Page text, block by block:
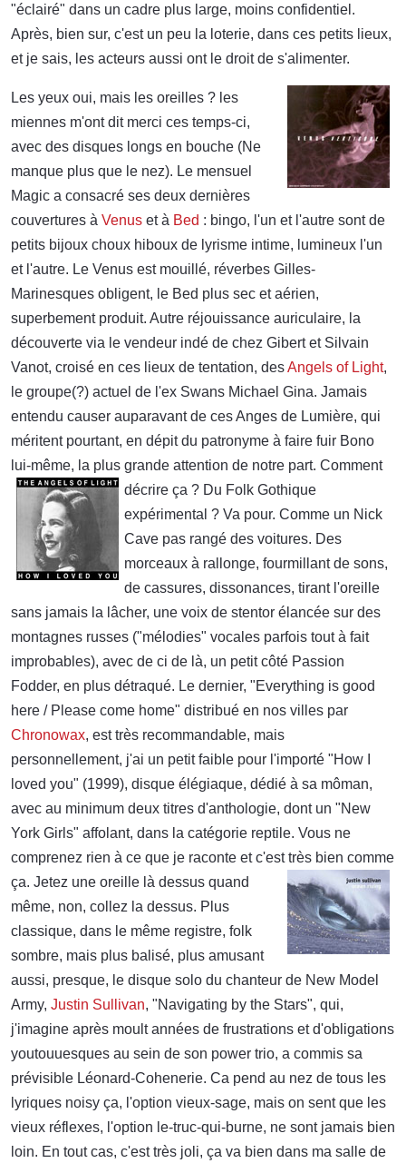
"éclairé" dans un cadre plus large, moins confidentiel.
Après, bien sur, c'est un peu la loterie, dans ces petits lieux,
et je sais, les acteurs aussi ont le droit de s'alimenter.
Les yeux oui, mais les oreilles ? les
miennes m'ont dit merci ces temps-ci,
avec des disques longs en bouche (Ne
manque plus que le nez). Le mensuel
Magic a consacré ses deux dernières
couvertures à Venus et à Bed : bingo, l'un et l'autre sont de
petits bijoux choux hiboux de lyrisme intime, lumineux l'un
et l'autre. Le Venus est mouillé, réverbes Gilles-
Marinesques obligent, le Bed plus sec et aérien,
superbement produit. Autre réjouissance auriculaire, la
découverte via le vendeur indé de chez Gibert et Silvain
Vanot, croisé en ces lieux de tentation, desAngels of Light,
le groupe(?) actuel de l'ex Swans Michael Gina. Jamais
entendu causer auparavant de ces Anges de Lumière, qui
méritent pourtant, en dépit du patronyme à faire fuir Bono
lui-même, la plus grande attention de notre part. Comment
décrire ça ? Du Folk Gothique
expérimental ? Va pour. Comme un Nick
Cave pas rangé des voitures. Des
morceaux à rallonge, fourmillant de sons,
de cassures, dissonances, tirant l'oreille
sans jamais la lâcher, une voix de stentor élancée sur des
montagnes russes ("mélodies" vocales parfois tout à fait
improbables), avec de ci de là, un petit côté Passion
Fodder, en plus détraqué. Le dernier, "Everything is good
here / Please come home" distribué en nos villes par
Chronowax, est très recommandable, mais
personnellement, j'ai un petit faible pour l'importé "How I
loved you" (1999), disque élégiaque, dédié à sa môman,
avec au minimum deux titres d'anthologie, dont un "New
York Girls" affolant, dans la catégorie reptile. Vous ne
comprenez rien à ce que je raconte et c'est très bien comme
ça. Jetez une oreille là dessus quand
même, non, collez la dessus. Plus
classique, dans le même registre, folk
sombre, mais plus balisé, plus amusant
aussi, presque, le disque solo du chanteur de New Model
Army, Justin Sullivan, "Navigating by the Stars", qui,
j'imagine après moult années de frustrations et d'obligations
youtouuesques au sein de son power trio, a commis sa
prévisible Léonard-Cohenerie. Ca pend au nez de tous les
lyriques noisy ça, l'option vieux-sage, mais on sent que les
vieux réflexes, l'option le-truc-qui-burne, ne sont jamais bien
loin. En tout cas, c'est très joli, ça va bien dans ma salle de